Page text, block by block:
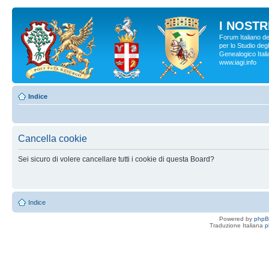
I
Forum Italiano
per lo Studio
Genealogico
www.iagi.info
Indice
Cancella cookie
Sei sicuro di volere cancellare tutti i cookie di questa Board?
Indice
Powered by
Traduzione Italiana